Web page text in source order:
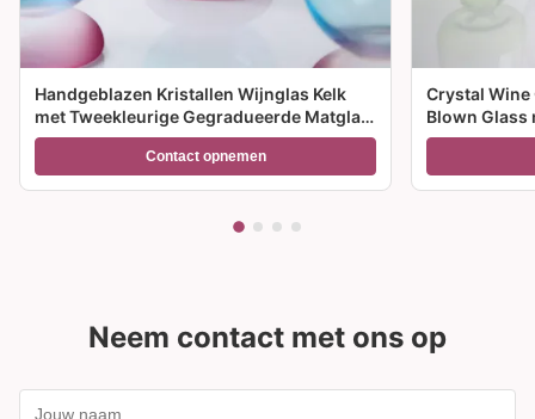
Handgeblazen Kristallen Wijnglas Kelk
met Tweekleurige Gegradueerde Matglas
Voet en 300ml Capaciteit voor
Wijncocktail en Woondecoratie
Contact opnemen
Crystal Wine
Blown Glass
meerdere
Neem contact met ons op